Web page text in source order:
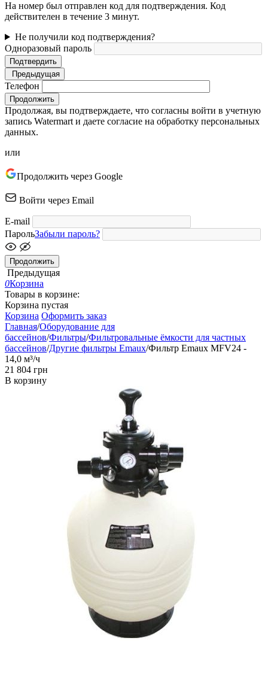
На номер был отправлен код для подтверждения. Код
действителен в течение 3 минут.
Не получили код подтверждения?
Одноразовый пароль
Подтвердить
Предыдущая
Телефон
Продолжить
Продолжая, вы подтверждаете, что согласны войти в учетную
запись Watermart и даете согласие на обработку персональных
данных.
или
Продолжить через Google
Войти через Email
E-mail
ПарольЗабыли пароль?
Продолжить
Предыдущая
0Корзина
Товары в корзине:
Корзина пустая
Корзина Оформить заказ
Главная/Оборудование для
бассейнов/Фильтры/Фильтровальные ёмкости для частных
бассейнов/Другие фильтры Emaux/Фильтр Emaux MFV24 -
14,0 м³/ч
‍21 804‍ грн
В корзину